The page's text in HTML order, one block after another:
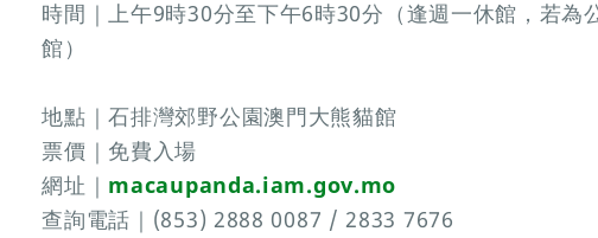
時間｜上午9時30分至下午6時30分（逢週一休館，若為
館）
地點｜石排灣郊野公園澳門大熊貓館
票價｜免費入場
網址｜ macaupanda.iam.gov.mo
查詢電話｜(853) 2888 0087 / 2833 7676